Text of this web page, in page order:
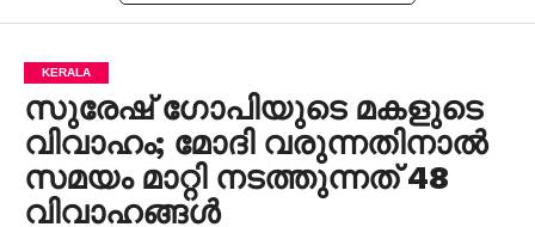
KERALA
സുരേഷ് ഗോപിയുടെ മകളുടെ
വിവാഹം; മോദി വരുന്നതിനാല്‍
സമയം മാറ്റി നടത്തുന്നത് 48
വിവാഹങ്ങള്‍